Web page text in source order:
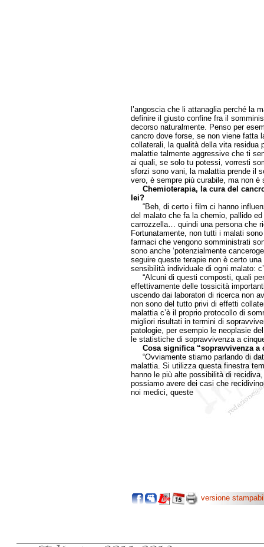
l’angoscia che li attanaglia perché la
definire il giusto confine fra il
decorso naturalmente. Penso per
cancro dove forse, se non viene fatta
collaterali, la qualità della vita residua
malattie talmente aggressive che ti
ai quali, se solo tu potessi, vorresti
sforzi sono vani, la malattia prende il
vero, è sempre più curabile, ma non
Chemioterapia, la cura del
lei?
“Beh, di certo i film ci hanno
del malato che fa la chemio, pallido
carrozzella… quindi una persona che
Fortunatamente, non tutti i malati
farmaci che vengono somministrati
sono anche ‘potenzialmente
seguire queste terapie non è certo
sensibilità individuale di ogni malato:
“Alcuni di questi composti, quali
effettivamente delle tossicità
uscendo dai laboratori di ricerca non
non sono del tutto privi di effetti
malattia c’è il proprio protocollo di
migliori risultati in termini di
patologie, per esempio le neoplasie
le statistiche di sopravvivenza a
Cosa significa “sopravvivenza a
“Ovviamente stiamo parlando di
malattia. Si utilizza questa finestra
hanno le più alte possibilità di
possiamo avere dei casi che
noi medici, queste
versione